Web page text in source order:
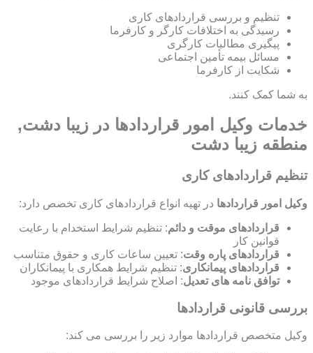
تنظیم و بررسی قراردادهای کاری
رسیدگی به اختلافات کارگر و کارفرما
پیگیری مطالبات کارگری
مسائل بیمه تأمین اجتماعی
شکایت از کارفرما
به شما کمک کنند.
خدمات وکیل امور قراردادها در زیبا دشت,
منطقه زیبا دشت
تنظیم قراردادهای کاری
وکیل امور قراردادها در تهیه انواع قراردادهای کاری تخصص دارد:
قراردادهای موقت و دائم: تنظیم شرایط استخدام با رعایت
قوانین کار
قراردادهای پاره وقت: تعیین ساعات کاری و حقوق متناسب
قراردادهای پیمانکاری: تنظیم شرایط همکاری با پیمانکاران
توافق نامه های تعدیل: اصلاح شرایط قراردادهای موجود
بررسی قانونی قراردادها
وکیل متخصص قراردادها موارد زیر را بررسی می کند: